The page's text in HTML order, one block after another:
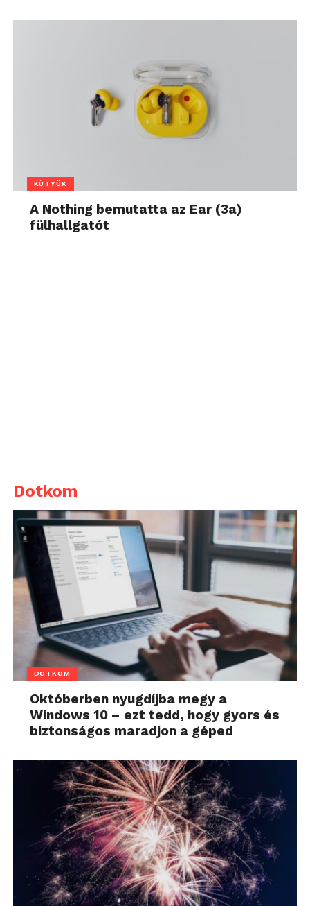
KÜTYÜK
A Nothing bemutatta az Ear (3a)
fülhallgatót
Dotkom
DOTKOM
Októberben nyugdíjba megy a
Windows 10 – ezt tedd, hogy gyors és
biztonságos maradjon a géped